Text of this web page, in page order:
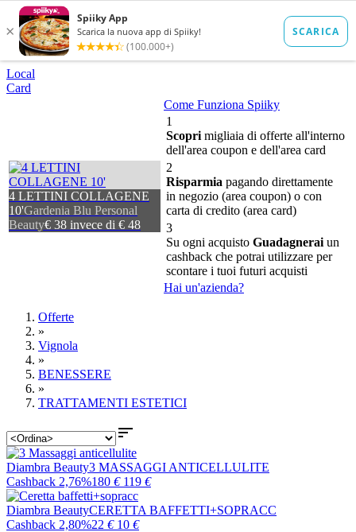
Local
Card
4 LETTINI COLLAGENE
10'Gardenia Blu Personal
Beauty€ 38 invece di € 48
Come Funziona Spiiky
1
Scopri migliaia di offerte all'interno
dell'area coupon e dell'area card
2
Risparmia pagando direttamente
in negozio (area coupon) o con
carta di credito (area card)
3
Su ogni acquisto Guadagnerai un
cashback che potrai utilizzare per
scontare i tuoi futuri acquisti
Hai un'azienda?
Offerte
»
Vignola
»
BENESSERE
»
TRATTAMENTI ESTETICI

Diambra Beauty3 MASSAGGI ANTICELLULITE
Cashback 2,76%180 € 119 €
Diambra BeautyCERETTA BAFFETTI+SOPRACC
Cashback 2,80%22 € 10 €